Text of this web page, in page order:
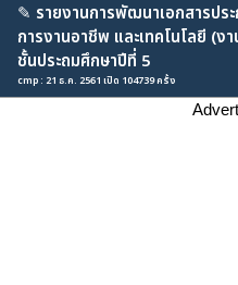
✎ รายงานการพัฒนาเอกสารปร
การงานอาชีพ และเทคโนโลยี (ง
ชั้นประถมศึกษาปีที่ 5
cmp : 21 ธ.ค. 2561 เปิด 104739 ครั้ง